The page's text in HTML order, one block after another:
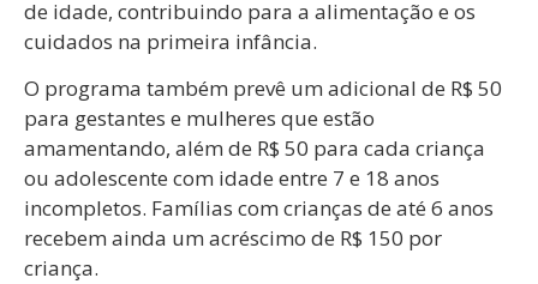
de idade, contribuindo para a alimentação e os
cuidados na primeira infância.
O programa também prevê um adicional de R$ 50
para gestantes e mulheres que estão
amamentando, além de R$ 50 para cada criança
ou adolescente com idade entre 7 e 18 anos
incompletos. Famílias com crianças de até 6 anos
recebem ainda um acréscimo de R$ 150 por
criança.